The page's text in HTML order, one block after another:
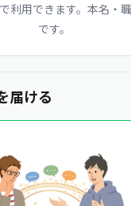
利用できます。本名・
です。
届ける